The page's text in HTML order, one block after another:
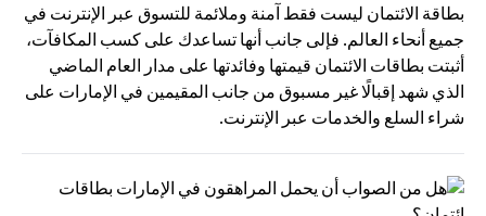
بطاقة الائتمان ليست فقط آمنة وملائمة للتسوق عبر الإنترنت في
جميع أنحاء العالم. فإلى جانب أنها تساعدك على كسب المكافآت،
أثبتت بطاقات الائتمان قيمتها وفائدتها على مدار العام الماضي
الذي شهد إقبالًا غير مسبوق من جانب المقيمين في الإمارات على
شراء السلع والخدمات عبر الإنترنت.